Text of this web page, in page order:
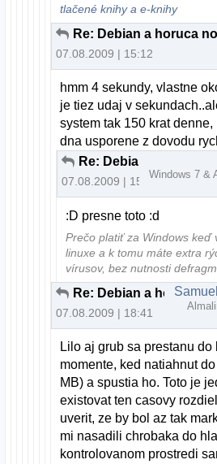
tlačené knihy a e-knihy
07.08.2009 | 15:12
hmm 4 sekundy, vlastne
je tiez udaj v
system tak 150 krat
dna usporene z dovodu
07.08.2009 | 15:22
Windows 7 &
:D presne toto :d
Prečo platiť za Windows keď
linuxe a k tomu máte extra
vírusov, bez nutnosti
07.08.2009 | 18:41
Lilo aj grub sa prestanu
momente, ked natiahnut
MB) a spustia ho. Toto je
existovat ten casovy
uverit, ze by bol az tak
mi nasadili chrobaka do
kontrolovanom prostredi